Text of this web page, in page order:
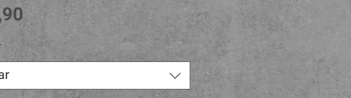
Preço